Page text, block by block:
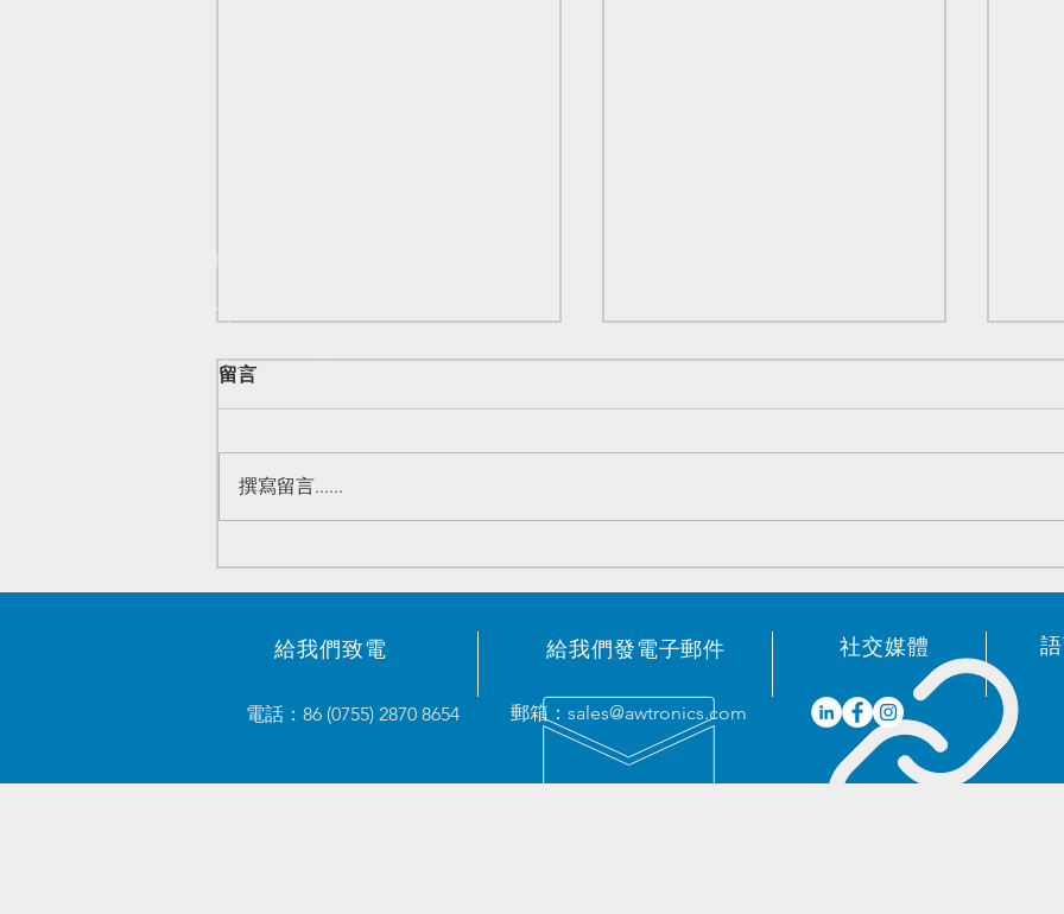
留言
撰寫留言......
給我們致電 給我們發電子郵件
電話：86 (0755) 2870 8654 郵箱： sales@awtronics.com
​社交媒體 語